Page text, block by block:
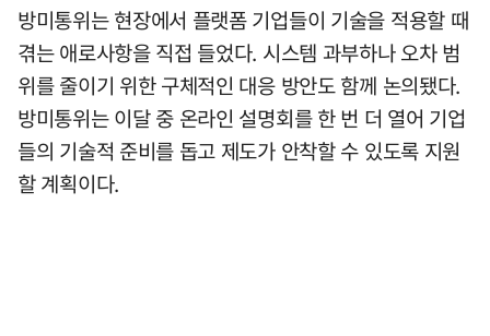
방미통위는 현장에서 플랫폼 기업들이 기술을 적용할 때
겪는 애로사항을 직접 들었다. 시스템 과부하나 오차 범
위를 줄이기 위한 구체적인 대응 방안도 함께 논의됐다.
방미통위는 이달 중 온라인 설명회를 한 번 더 열어 기업
들의 기술적 준비를 돕고 제도가 안착할 수 있도록 지원
할 계획이다.